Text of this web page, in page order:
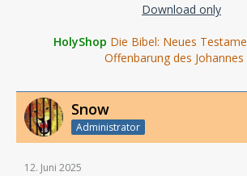
Download only
HolyShop Die Bibel: Neues
Offenbarung des Johannes
Snow
Administrator
12. Juni 2025